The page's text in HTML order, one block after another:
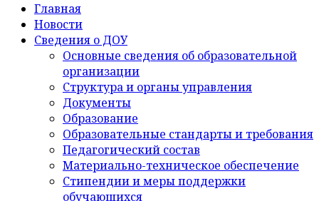
Главная
Новости
Сведения о ДОУ
Основные сведения об образовательной
организации
Структура и органы управления
Документы
Образование
Образовательные стандарты и требования
Педагогический состав
Материально-техническое обеспечение
Стипендии и меры поддержки
обучающихся